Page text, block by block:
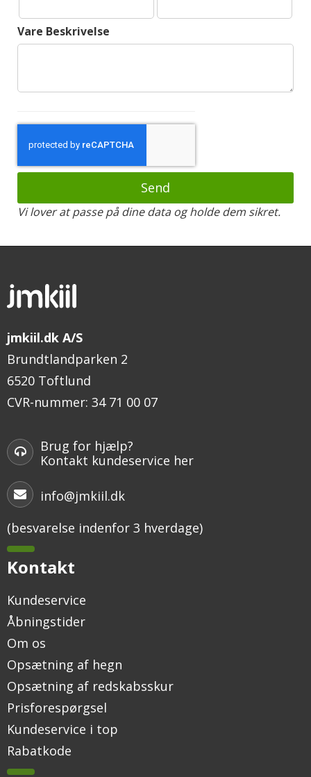
Vare Beskrivelse
Send
Vi lover at passe på dine data og holde dem sikret.
jmkiil.dk A/S
Brundtlandparken 2
6520 Toftlund
CVR-nummer: 34 71 00 07
Brug for hjælp?
Kontakt kundeservice her
info@jmkiil.dk
(besvarelse indenfor 3 hverdage)
Kontakt
Kundeservice
Åbningstider
Om os
Opsætning af hegn
Opsætning af redskabsskur
Prisforespørgsel
Kundeservice i top
Rabatkode